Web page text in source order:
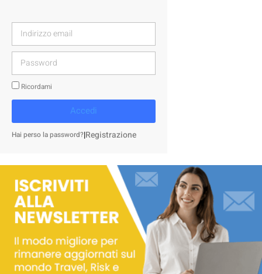
Ricordami
Accedi
Hai perso la password?|Registrazione